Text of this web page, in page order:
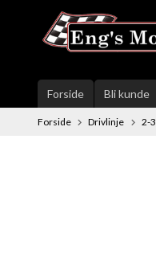
innholdet
Forside Bli kunde
Forside Drivlinje 2-